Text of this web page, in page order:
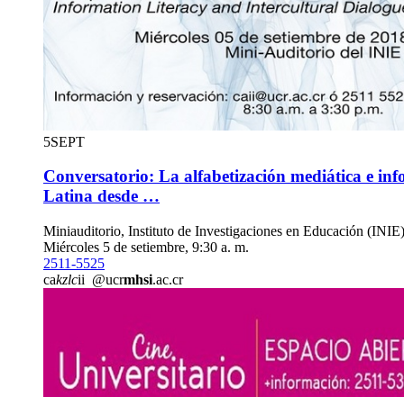
5SEPT
Conversatorio: La alfabetización mediática e
Latina desde …
Miniauditorio, Instituto de Investigaciones en Educación (INIE)
Miércoles 5 de setiembre, 9:30 a. m.
2511-5525
cakzlcii @ucrmhsi.ac.cr